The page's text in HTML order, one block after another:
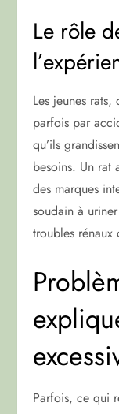
Le rôle
Les jeunes
parfois par
qu’ils
besoins. Un rat
des marques
soudain à
troubles rénaux
Parfois, ce qui